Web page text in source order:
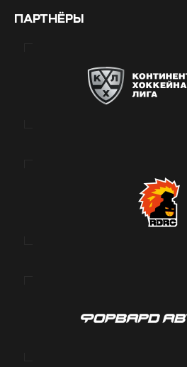
ПАРТНЁРЫ